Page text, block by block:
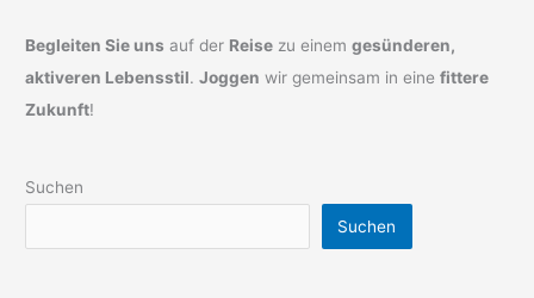
Begleiten Sie uns auf der Reise zu einemgesünderen,
aktiveren Lebensstil.Joggen wir gemeinsam in einefittere
Zukunft!
Suchen
Suchen